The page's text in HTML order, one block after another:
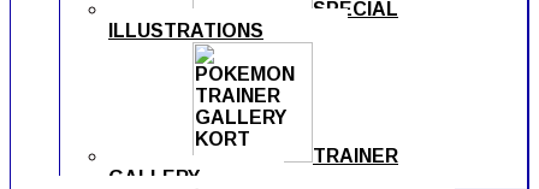
SPECIAL
ILLUSTRATIONS
TRAINER
GALLERY